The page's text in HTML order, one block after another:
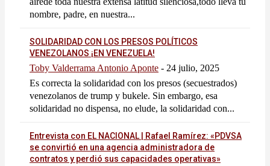
nombre, padre, en nuestra...
SOLIDARIDAD CON LOS PRESOS POLÍTICOS
VENEZOLANOS ¡EN VENEZUELA!
Toby Valderrama Antonio Aponte - 24 julio, 2025
Es correcta la solidaridad con los presos (secuestrados)
venezolanos de trump y bukele. Sin embargo, esa
solidaridad no dispensa, no elude, la solidaridad con...
Entrevista con EL NACIONAL | Rafael Ramírez: «PDVSA
se convirtió en una agencia administradora de
contratos y perdió sus capacidades operativas»